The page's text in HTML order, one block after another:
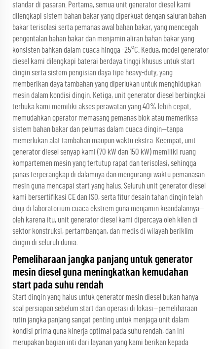
standar di pasaran. Pertama, semua unit generator diesel kami
dilengkapi sistem bahan bakar yang diperkuat dengan saluran bahan
bakar terisolasi serta pemanas awal bahan bakar, yang mencegah
pengentalan bahan bakar dan menjamin aliran bahan bakar yang
konsisten bahkan dalam cuaca hingga -25°C. Kedua, model generator
diesel kami dilengkapi baterai berdaya tinggi khusus untuk start
dingin serta sistem pengisian daya tipe heavy-duty, yang
memberikan daya tambahan yang diperlukan untuk menghidupkan
mesin dalam kondisi dingin. Ketiga, unit generator diesel berbingkai
terbuka kami memiliki akses perawatan yang 40% lebih cepat,
memudahkan operator memasang pemanas blok atau memeriksa
sistem bahan bakar dan pelumas dalam cuaca dingin—tanpa
memerlukan alat tambahan maupun waktu ekstra. Keempat, unit
generator diesel senyap kami (70 kW dan 150 kW) memiliki ruang
kompartemen mesin yang tertutup rapat dan terisolasi, sehingga
panas terperangkap di dalamnya dan mengurangi waktu pemanasan
mesin guna mencapai start yang halus. Seluruh unit generator diesel
kami bersertifikasi CE dan ISO, serta fitur desain tahan dingin telah
diuji di laboratorium cuaca ekstrem guna menjamin keandalannya—
oleh karena itu, unit generator diesel kami dipercaya oleh klien di
sektor konstruksi, pertambangan, dan medis di wilayah beriklim
dingin di seluruh dunia.
Pemeliharaan jangka panjang untuk generator
mesin diesel guna meningkatkan kemudahan
start pada suhu rendah
Start dingin yang halus untuk generator mesin diesel bukan hanya
soal persiapan sebelum start dan operasi di lokasi—pemeliharaan
rutin jangka panjang sangat penting untuk menjaga unit dalam
kondisi prima guna kinerja optimal pada suhu rendah, dan ini
merupakan bagian inti dari layanan yang kami berikan kepada